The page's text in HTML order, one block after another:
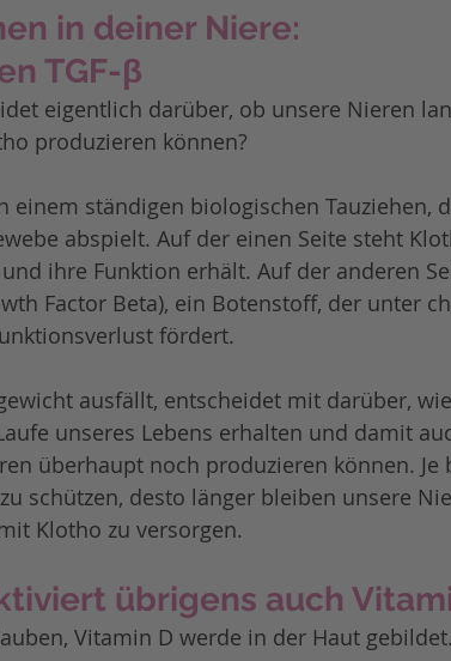
in deiner Niere:
TGF-β
eigentlich darüber, ob unsere Nieren
produzieren können?
einem ständigen biologischen Tauziehen,
abspielt. Auf der einen Seite steht
ihre Funktion erhält. Auf der anderen
Factor Beta), ein Botenstoff, der unter
fördert.
ausfällt, entscheidet mit darüber,
unseres Lebens erhalten und damit
überhaupt noch produzieren können. Je
schützen, desto länger bleiben unsere
Klotho zu versorgen.
übrigens auch
Vitamin D werde in der Haut